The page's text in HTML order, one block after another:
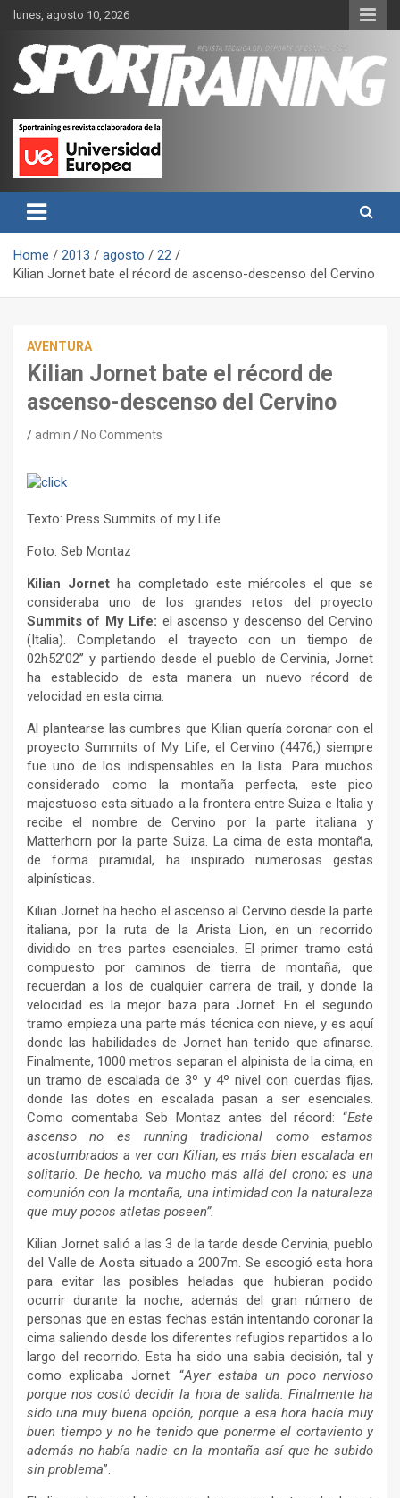
Skip
content
lunes, agosto 10, 2026
Revista técnica del deporte
Sport Training
rendimiento, nutrición y entrenamiento.
Home 2013 agosto
22
Kilian Jornet bate el récord de ascenso-descenso del Cervino
AVENTURA
Kilian Jornet bate el récord de
ascenso-descenso del Cervino
admin No Comments
Texto: Press Summits of my Life
Foto: Seb Montaz
Kilian Jornetha completado este miércoles el que se
consideraba uno de los grandes retos del proyecto
Summits of My Life: el ascenso y descenso del Cervino
(Italia). Completando el trayecto con un tiempo de
02h52’02’’ y partiendo desde el pueblo de Cervinia, Jornet
ha establecido de esta manera un nuevo récord de
velocidad en esta cima.
Al plantearse las cumbres que Kilian quería coronar con el
proyecto Summits of My Life, el Cervino (4476,) siempre
fue uno de los indispensables en la lista. Para muchos
considerado como la montaña perfecta, este pico
majestuoso esta situado a la frontera entre Suiza e Italia y
recibe el nombre de Cervino por la parte italiana y
Matterhorn por la parte Suiza. La cima de esta montaña,
de forma piramidal, ha inspirado numerosas gestas
alpinísticas.
Kilian Jornet ha hecho el ascenso al Cervino desde la parte
italiana, por la ruta de la Arista Lion, en un recorrido
dividido en tres partes esenciales. El primer tramo está
compuesto por caminos de tierra de montaña, que
recuerdan a los de cualquier carrera de trail, y donde la
velocidad es la mejor baza para Jornet. En el segundo
tramo empieza una parte más técnica con nieve, y es aquí
donde las habilidades de Jornet han tenido que afinarse.
Finalmente, 1000 metros separan el alpinista de la cima, en
un tramo de escalada de 3º y 4º nivel con cuerdas fijas,
donde las dotes en escalada pasan a ser esenciales.
Como comentaba Seb Montaz antes del récord: “Este
ascenso no es running tradicional como estamos
acostumbrados a ver con Kilian, es más bien escalada en
solitario. De hecho, va mucho más allá del crono; es una
comunión con la montaña, una intimidad con la naturaleza
que muy pocos atletas poseen”.
Kilian Jornet salió a las 3 de la tarde desde Cervinia, pueblo
del Valle de Aosta situado a 2007m. Se escogió esta hora
para evitar las posibles heladas que hubieran podido
ocurrir durante la noche, además del gran número de
personas que en estas fechas están intentando coronar la
cima saliendo desde los diferentes refugios repartidos a lo
largo del recorrido. Esta ha sido una sabia decisión, tal y
como explicaba Jornet: “Ayer estaba un poco nervioso
porque nos costó decidir la hora de salida. Finalmente ha
sido una muy buena opción, porque a esa hora hacía muy
buen tiempo y no he tenido que ponerme el cortaviento y
además no había nadie en la montaña así que he subido
sin problema”.